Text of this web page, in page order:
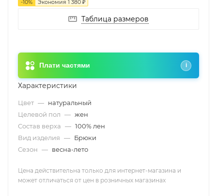
-10% Экономия 1 380 ₽
Таблица размеров
Плати частями i
Характеристики
Цвет — натуральный
Целевой пол — жен
Состав верха — 100% лен
Вид изделия — Брюки
Сезон — весна-лето
Цена действительна только для интернет-магазина и
может отличаться от цен в розничных магазинах